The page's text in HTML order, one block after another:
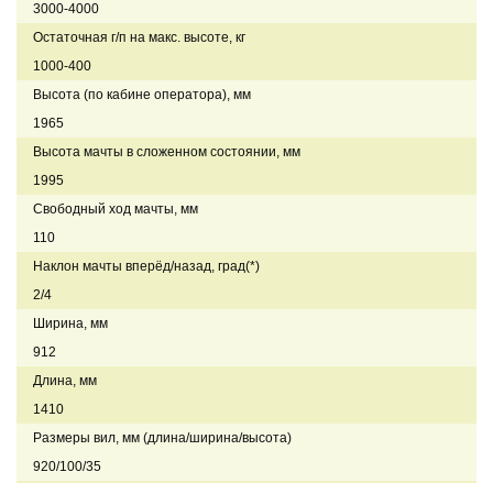
3000-4000
Остаточная г/п на макс. высоте, кг
1000-400
Высота (по кабине оператора), мм
1965
Высота мачты в сложенном состоянии, мм
1995
Свободный ход мачты, мм
110
Наклон мачты вперёд/назад, град(*)
2/4
Ширина, мм
912
Длина, мм
1410
Размеры вил, мм (длина/ширина/высота)
920/100/35